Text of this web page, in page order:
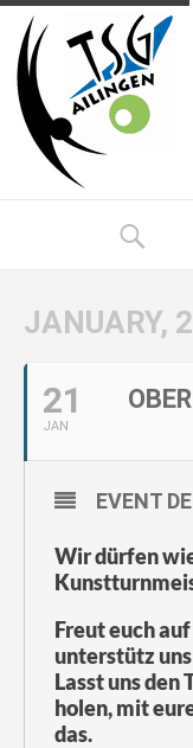
JANUARY,
21
JAN
EVENT
Wir dürfen
Freut euch
unterstütz
Lasst uns
holen, mit
das.